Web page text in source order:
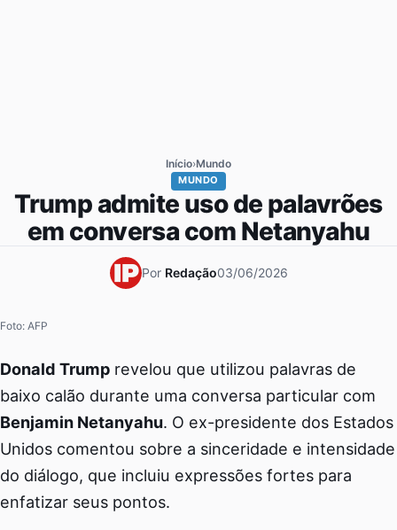
Início›Mundo
MUNDO
Trump admite uso de palavrões
em conversa com Netanyahu
Por Redação03/06/2026
Foto: AFP
Donald Trump revelou que utilizou palavras de
baixo calão durante uma conversa particular com
Benjamin Netanyahu. O ex-presidente dos Estados
Unidos comentou sobre a sinceridade e intensidade
do diálogo, que incluiu expressões fortes para
enfatizar seus pontos.